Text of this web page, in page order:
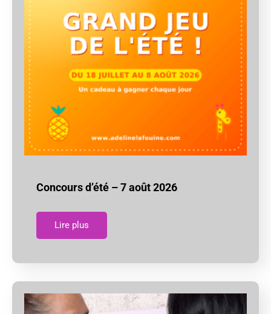
Concours d’été – 7 août 2026
Lire plus